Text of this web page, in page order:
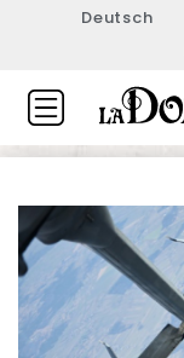
Deutsch